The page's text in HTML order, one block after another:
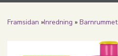
Framsidan »Inredning » Barnrummet